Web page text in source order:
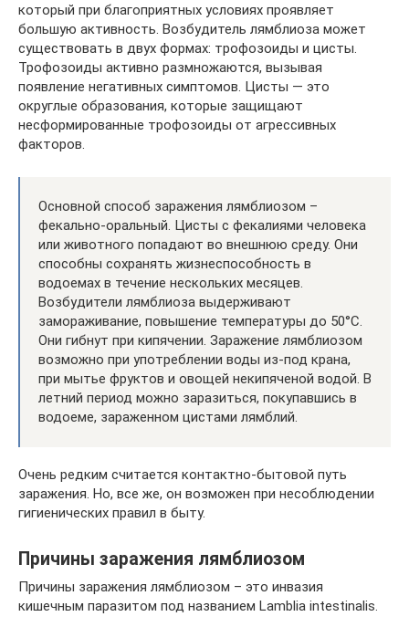
который при благоприятных условиях проявляет
большую активность. Возбудитель лямблиоза может
существовать в двух формах: трофозоиды и цисты.
Трофозоиды активно размножаются, вызывая
появление негативных симптомов. Цисты — это
округлые образования, которые защищают
несформированные трофозоиды от агрессивных
факторов.
Основной способ заражения лямблиозом –
фекально-оральный. Цисты с фекалиями человека
или животного попадают во внешнюю среду. Они
способны сохранять жизнеспособность в
водоемах в течение нескольких месяцев.
Возбудители лямблиоза выдерживают
замораживание, повышение температуры до 50°C.
Они гибнут при кипячении. Заражение лямблиозом
возможно при употреблении воды из-под крана,
при мытье фруктов и овощей некипяченой водой. В
летний период можно заразиться, покупавшись в
водоеме, зараженном цистами лямблий.
Очень редким считается контактно-бытовой путь
заражения. Но, все же, он возможен при несоблюдении
гигиенических правил в быту.
Причины заражения лямблиозом
Причины заражения лямблиозом – это инвазия
кишечным паразитом под названием Lamblia intestinalis.